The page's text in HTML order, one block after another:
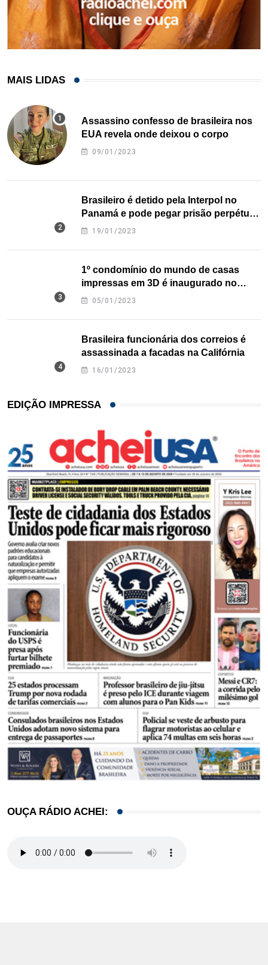
MAIS LIDAS
Assassino confesso de brasileira nos
EUA revela onde deixou o corpo
09/01/2023
Brasileiro é detido pela Interpol no
Panamá e pode pegar prisão perpétua
nos EUA
19/01/2023
1º condomínio do mundo de casas
impressas em 3D é inaugurado no
Texas
05/01/2023
Brasileira funcionária dos correios é
assassinada a facadas na Califórnia
16/01/2023
EDIÇÃO IMPRESSA
OUÇA RÁDIO ACHEI: